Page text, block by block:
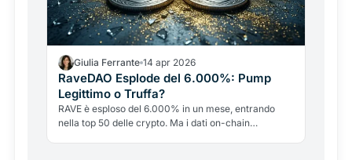
Giulia Ferrante 14 apr 2026
RaveDAO Esplode del 6.000%: Pump
Legittimo o Truffa?
RAVE è esploso del 6.000% in un mese, entrando
nella top 50 delle crypto. Ma i dati on-chain